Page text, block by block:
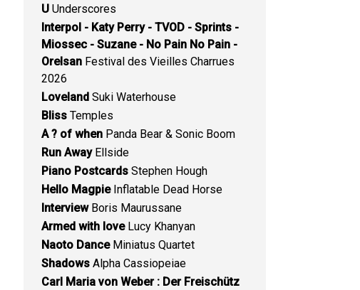
U Underscores
Interpol - Katy Perry - TVOD - Sprints -
Miossec - Suzane - No Pain No Pain -
Orelsan Festival des Vieilles Charrues
2026
Loveland Suki Waterhouse
Bliss Temples
A ? of when Panda Bear & Sonic Boom
Run AwayEllside
Piano Postcards Stephen Hough
Hello MagpieInflatable Dead Horse
InterviewBoris Maurussane
Armed with loveLucy Khanyan
Naoto DanceMiniatus Quartet
Shadows Alpha Cassiopeiae
Carl Maria von Weber : Der Freischütz